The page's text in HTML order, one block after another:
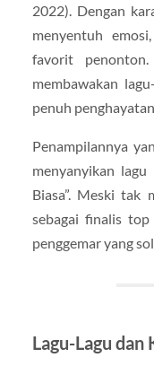
2022). Dengan
menyentuh
favorit
membawakan
penuh penghayatan.
Penampilannya
menyanyikan
Biasa”. Meski tak
sebagai finalis
penggemar yang
Lagu-Lagu